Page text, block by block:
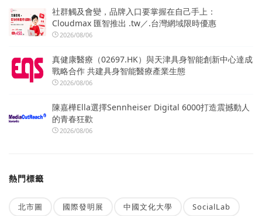
社群觸及會變，品牌入口要掌握在自己手上：
Cloudmax 匯智推出 .tw／.台灣網域限時優惠
2026/08/06
真健康醫療（02697.HK）與天津具身智能創新中心達成
戰略合作 共建具身智能醫療產業生態
2026/08/06
陳嘉樺Ella選擇Sennheiser Digital 6000打造震撼動人
的青春狂歡
2026/08/06
熱門標籤
北市圖 國際發明展 中國文化大學 SocialLab